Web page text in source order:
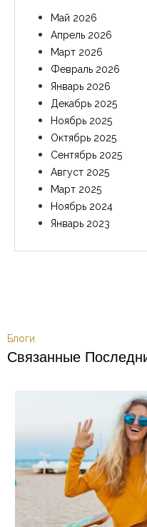
Май 2026
Апрель 2026
Март 2026
Февраль 2026
Январь 2026
Декабрь 2025
Ноябрь 2025
Октябрь 2025
Сентябрь 2025
Август 2025
Март 2025
Ноябрь 2024
Январь 2023
Блоги
Связанные